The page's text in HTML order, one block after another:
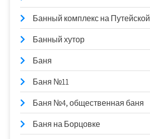
Банный комплекс на Путейской
Банный хутор
Баня
Баня №11
Баня №4, общественная баня
Баня на Борцовке